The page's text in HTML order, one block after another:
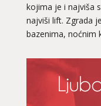
kojima je i najviša
najviši lift. Zgrada
bazenima, noćnim